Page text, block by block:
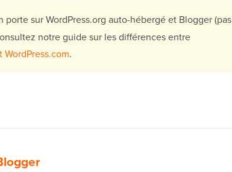
porte sur WordPress.org auto-hébergé et Blogger (pas
notre guide sur les différences entre
.